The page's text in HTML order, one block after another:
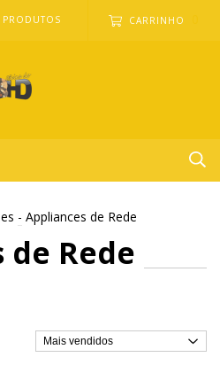
PRODUTOS CARRINHO
- Appliances de Rede
Rede